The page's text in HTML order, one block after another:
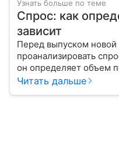
Узнать больше по теме
Спрос: как
зависит
Перед выпуском
проанализировать
он определяет объем
С помощью эксперта
Читать дальше